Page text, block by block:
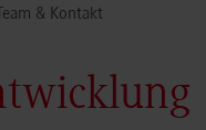
Team & Kontakt